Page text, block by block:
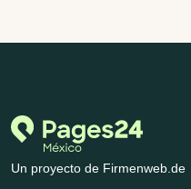
Un proyecto de Firmenweb.de